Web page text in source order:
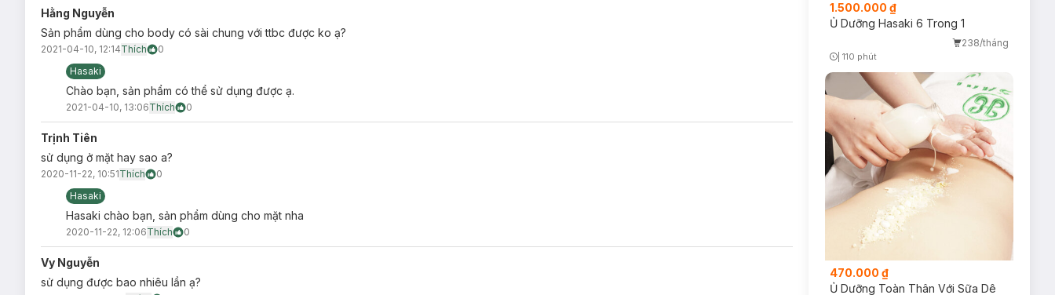
Hằng Nguyễn
Sản phẩm dùng cho body có sài chung với ttbc được ko ạ?
2021-04-10, 12:14Thích
0
Hasaki
Chào bạn, sản phẩm có thể sử dụng được ạ.
2021-04-10, 13:06Thích 0
Trịnh Tiên
sử dụng ở mặt hay sao a?
2020-11-22, 10:51Thích
0
Hasaki
Hasaki chào bạn, sản phẩm dùng cho mặt nha
2020-11-22, 12:06Thích 0
Vy Nguyễn
sử dụng được bao nhiêu lần ạ?
1.500.000 ₫
Ủ Dưỡng Hasaki 6 Trong 1
238/tháng
|110 phút
470.000 ₫
Ủ Dưỡng Toàn Thân Với Sữa Dê